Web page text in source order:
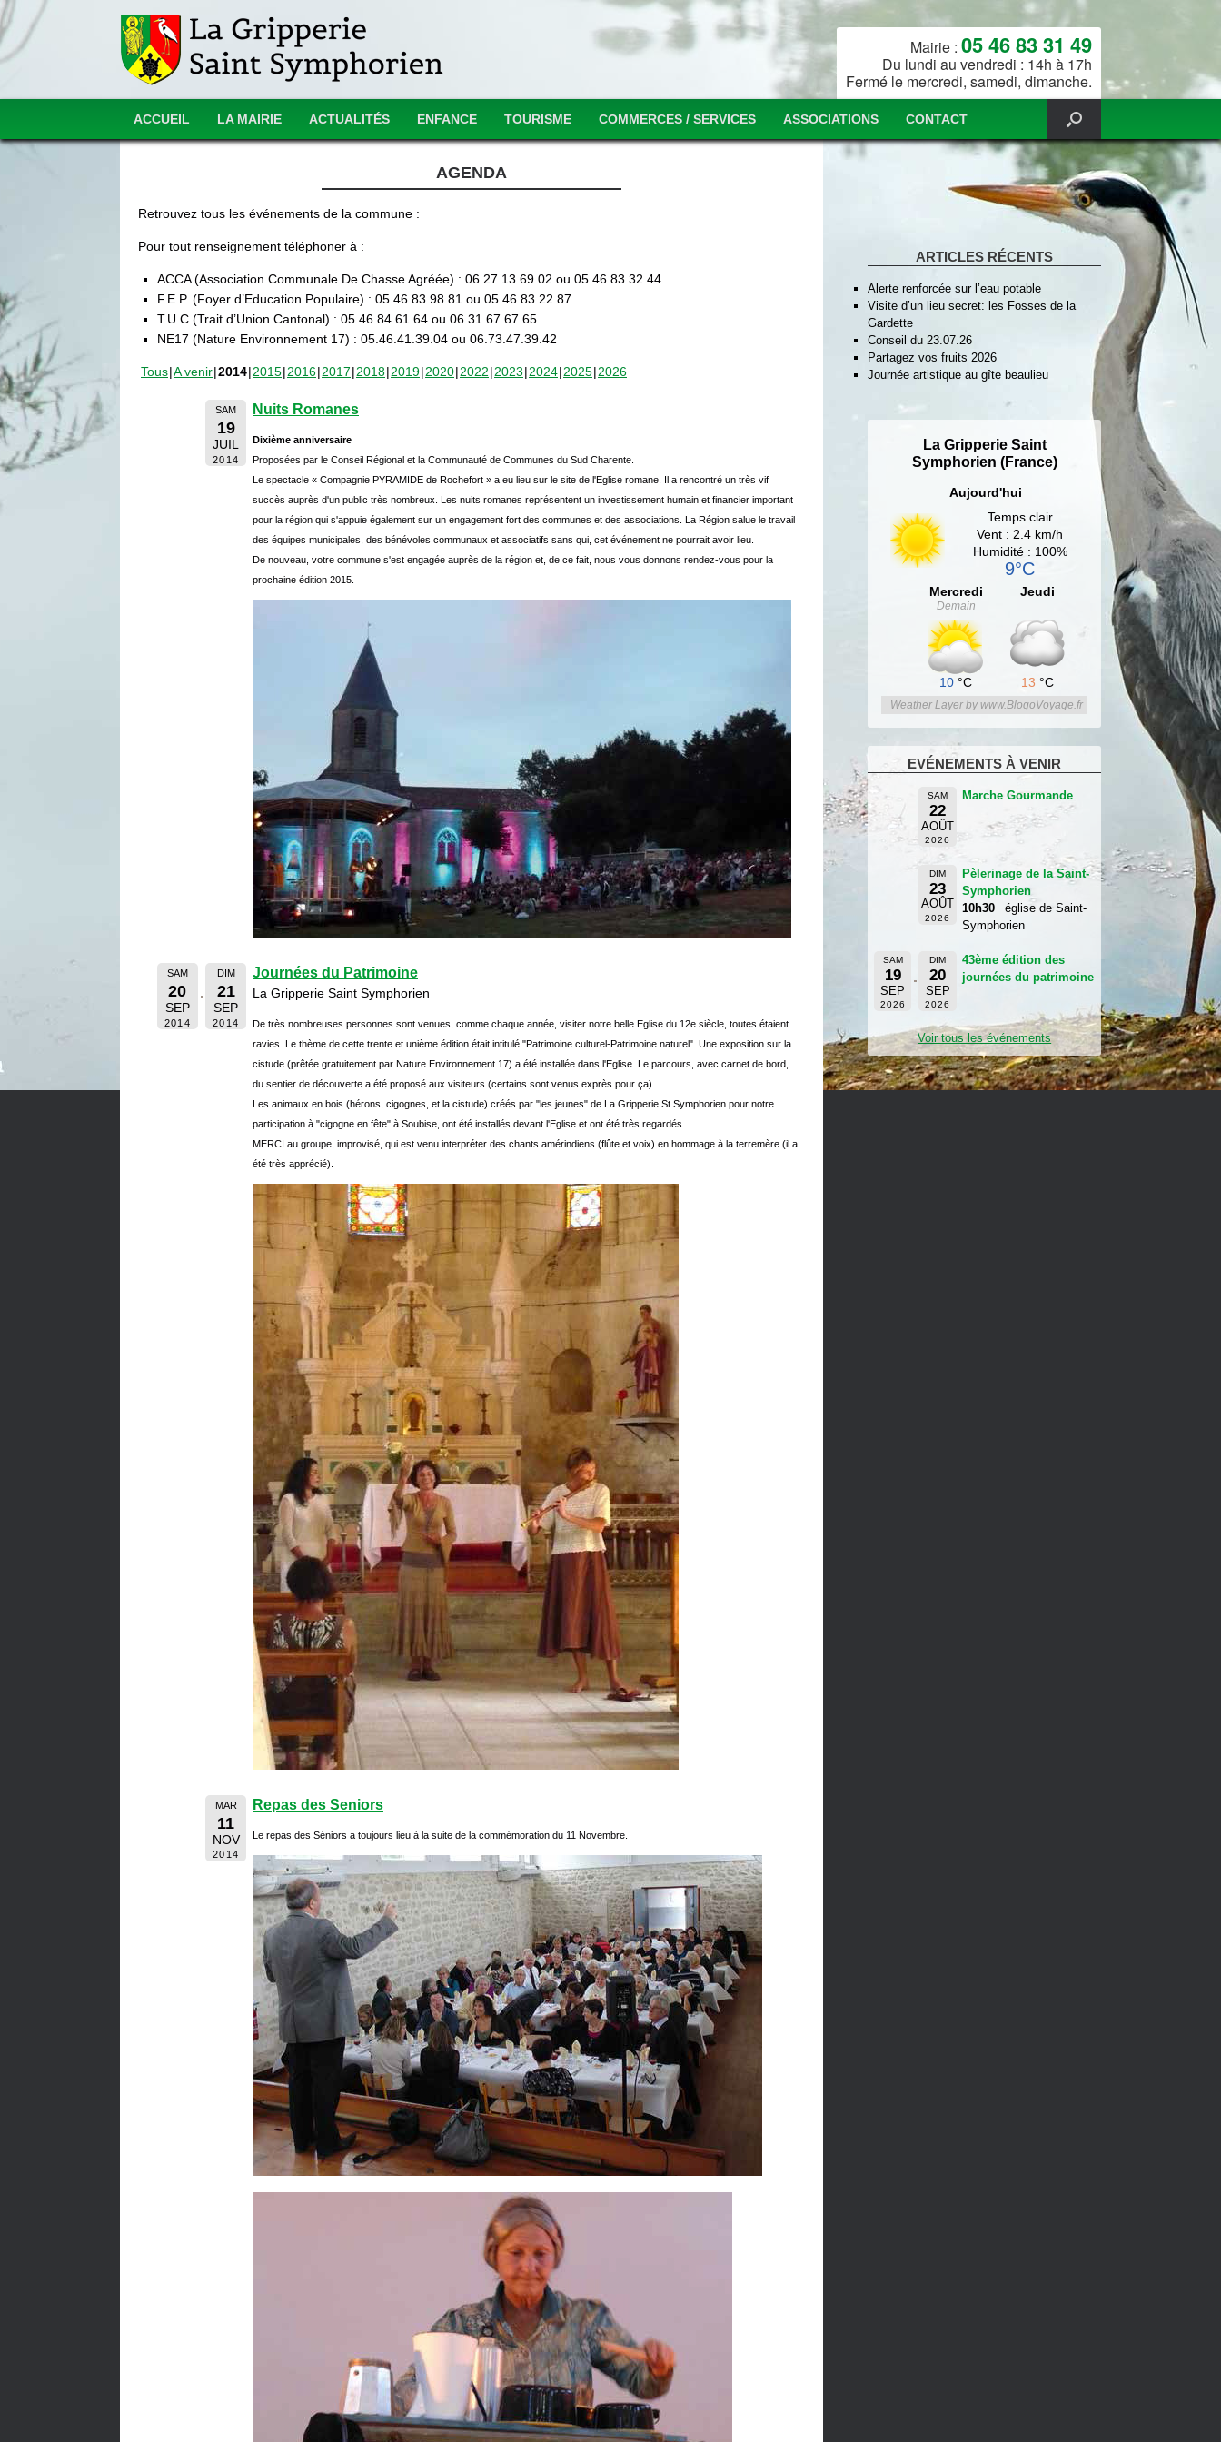
Mairie : 05 46 83 31 49
Du lundi au vendredi : 14h à 17h
Fermé le mercredi, samedi, dimanche.
ACCUEIL LA MAIRIE ACTUALITÉS ENFANCE TOURISME COMMERCES / SERVICES ASSOCIATIONS CONTACT
AGENDA
Retrouvez tous les événements de la commune :
Pour tout renseignement téléphoner à :
ACCA (Association Communale De Chasse Agréée) : 06.27.13.69.02 ou 05.46.83.32.44
F.E.P. (Foyer d’Education Populaire) : 05.46.83.98.81 ou 05.46.83.22.87
T.U.C (Trait d’Union Cantonal) : 05.46.84.61.64 ou 06.31.67.67.65
NE17 (Nature Environnement 17) : 05.46.41.39.04 ou 06.73.47.39.42
Tous A venir 2014 2015 2016 2017 2018 2019 2020 2022 2023 2024 2025 2026
SAM
19
JUIL
2014
Nuits Romanes
Dixième anniversaire
Proposées par le Conseil Régional et la Communauté de Communes du Sud Charente.
Le spectacle « Compagnie PYRAMIDE de Rochefort » a eu lieu sur le site de l'Eglise romane. Il a rencontré un très vif
succès auprès d'un public très nombreux. Les nuits romanes représentent un investissement humain et financier important
pour la région qui s'appuie également sur un engagement fort des communes et des associations. La Région salue le travail
des équipes municipales, des bénévoles communaux et associatifs sans qui, cet événement ne pourrait avoir lieu.
De nouveau, votre commune s'est engagée auprès de la région et, de ce fait, nous vous donnons rendez-vous pour la
prochaine édition 2015.
SAM
20
SEP
2014
DIM
21
SEP
2014
Journées du Patrimoine
La Gripperie Saint Symphorien
De très nombreuses personnes sont venues, comme chaque année, visiter notre belle Eglise du 12e siècle, toutes étaient
ravies. Le thème de cette trente et unième édition était intitulé "Patrimoine culturel-Patrimoine naturel". Une exposition sur la
cistude (prêtée gratuitement par Nature Environnement 17) a été installée dans l'Eglise. Le parcours, avec carnet de bord,
du sentier de découverte a été proposé aux visiteurs (certains sont venus exprès pour ça).
Les animaux en bois (hérons, cigognes, et la cistude) créés par "les jeunes" de La Gripperie St Symphorien pour notre
participation à "cigogne en fête" à Soubise, ont été installés devant l'Eglise et ont été très regardés.
MERCI au groupe, improvisé, qui est venu interpréter des chants amérindiens (flûte et voix) en hommage à la terremère (il a
été très apprécié).
MAR
11
NOV
2014
Repas des Seniors
Le repas des Séniors a toujours lieu à la suite de la commémoration du 11 Novembre.
ARTICLES RÉCENTS
Alerte renforcée sur l’eau potable
Visite d’un lieu secret: les Fosses de la
Gardette
Conseil du 23.07.26
Partagez vos fruits 2026
Journée artistique au gîte beaulieu
La Gripperie Saint
Symphorien (France)
Aujourd'hui
Temps clair
Vent : 2.4 km/h
Humidité : 100%
9°C
Mercredi
Demain
10 °C
Jeudi
13 °C
Weather Layer by www.BlogoVoyage.fr
EVÉNEMENTS À VENIR
SAM
22
AOÛT
2026
Marche Gourmande
DIM
23
AOÛT
2026
Pèlerinage de la Saint-
Symphorien
10h30
église de Saint-
Symphorien
SAM
19
SEP
2026
DIM
20
SEP
2026
43ème édition des
journées du patrimoine
Voir tous les événements